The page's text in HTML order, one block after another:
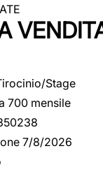
Stage
700 mensile
7/8/2026